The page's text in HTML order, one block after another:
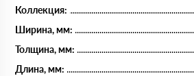
Коллекция:
Ширина, мм:
Толщина, мм:
Длина, мм: